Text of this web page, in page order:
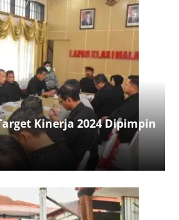
Kinerja 2024 Dipimpin